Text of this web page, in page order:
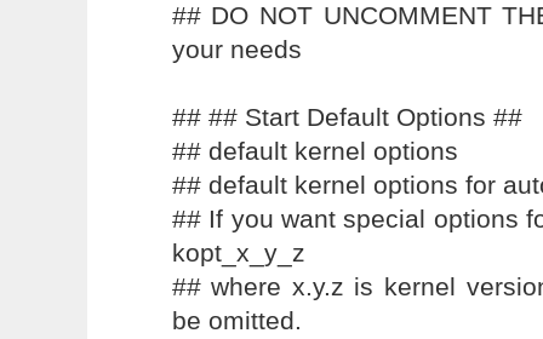
## DO NOT UNCOMMENT
your needs
## ## Start Default Options ##
## default kernel options
## default kernel options for
## If you want special options
kopt_x_y_z
## where x.y.z is kernel
be omitted.